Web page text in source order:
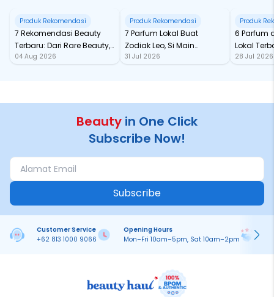
Produk Rekomendasi
7 Rekomendasi Beauty
Terbaru: Dari Rare Beauty,
Sampai Rhode Skin, Super
04 Aug 2026
Produk Rekomendasi
7 Parfum Lokal Buat
Zodiak Leo, Si Main
Character yang Selalu
31 Jul 2026
Produk
6 Parfum
Lokal
dari
28 Jul 2026
Beauty in One Click
Subscribe Now!
Subscribe
Customer Service
+62 813 1000 9066
Opening Hours
Mon–Fri 10am–5pm, Sat 10am–2pm